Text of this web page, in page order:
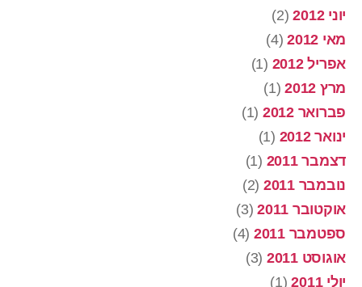
יוני 2012
(2)
מאי 2012
(4)
אפריל 2012
(1)
מרץ 2012
(1)
פברואר 2012
(1)
ינואר 2012
(1)
דצמבר 2011
(1)
נובמבר 2011
(2)
אוקטובר 2011
(3)
ספטמבר 2011
(4)
אוגוסט 2011
(3)
יולי 2011
(1)